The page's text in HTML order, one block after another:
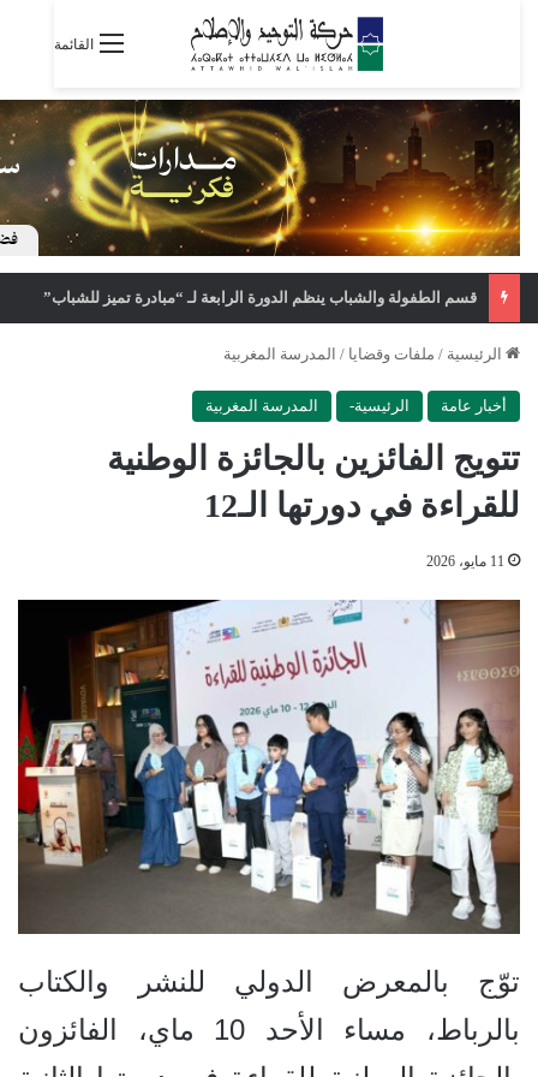
القائمة
قسم الطفولة والشباب ينظم الدورة الرابعة لـ “مبادرة تميز للشباب”
الرئيسية / ملفات وقضايا / المدرسة المغربية
أخبار عامة الرئيسية- المدرسة المغربية
تتويج الفائزين بالجائزة الوطنية
للقراءة في دورتها الـ12
11 مايو، 2026
توّج بالمعرض الدولي للنشر والكتاب
بالرباط، مساء الأحد 10 ماي، الفائزون